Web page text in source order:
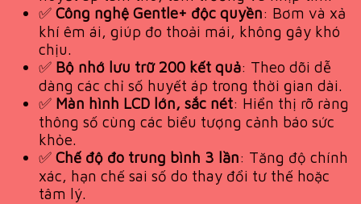
✅ Công nghệ Gentle+ độc quyền: Bơm và xả
khí êm ái, giúp đo thoải mái, không gây khó
chịu.
✅ Bộ nhớ lưu trữ 200 kết quả: Theo dõi dễ
dàng các chỉ số huyết áp trong thời gian dài.
✅ Màn hình LCD lớn, sắc nét: Hiển thị rõ ràng
thông số cùng các biểu tượng cảnh báo sức
khỏe.
✅ Chế độ đo trung bình 3 lần: Tăng độ chính
xác, hạn chế sai số do thay đổi tư thế hoặc
tâm lý.